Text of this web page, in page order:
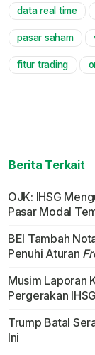
data real time
pasar saham
fitur trading
Berita Terkait
OJK: IHSG
Pasar Modal
BEI Tambah
Penuhi Aturan
Musim Laporan
Pergerakan
Trump Batal
Ini